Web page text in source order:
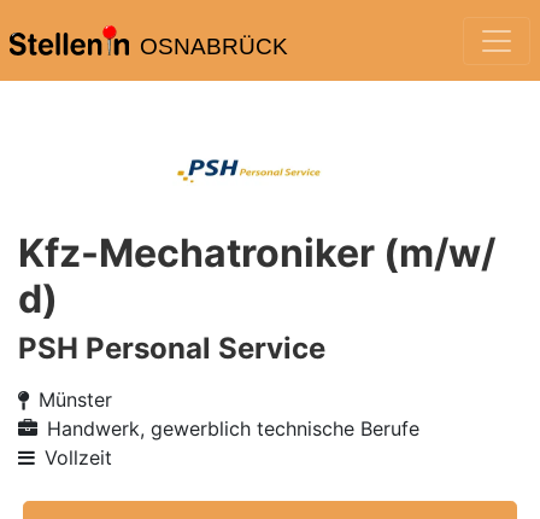
OSNABRÜCK
Kfz-Mechatroniker (m/w/
d)
PSH Personal Service
Münster
Handwerk, gewerblich technische Berufe
Vollzeit